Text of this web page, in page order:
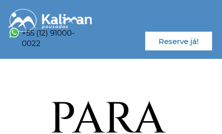
Reserve já!
+55 (12) 91000-
0022
PARA